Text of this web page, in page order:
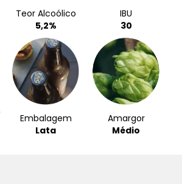
Teor Alcoólico
5,2%
IBU
30
Embalagem
Lata
Amargor
Médio